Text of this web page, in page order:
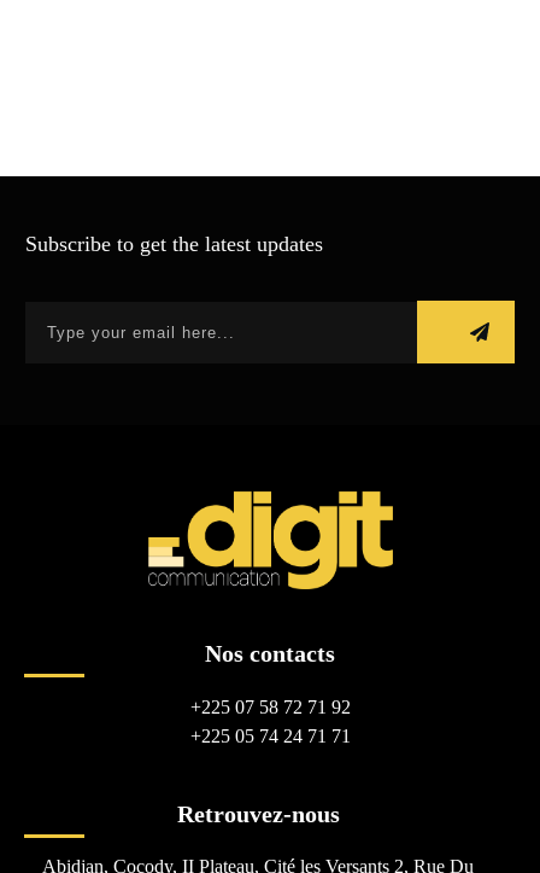
Subscribe to get the latest updates
Nos contacts
+225 07 58 72 71 92
+225 05 74 24 71 71
Retrouvez-nous
Abidjan, Cocody, II Plateau, Cité les Versants 2, Rue Du